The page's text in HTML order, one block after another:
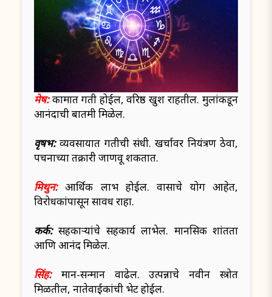
मेष:कामात प्रगती होईल, वरिष्ठ खुश राहतील. मुलांकडून
आनंदाची बातमी मिळेल.
वृषभ:व्यवसायात प्रगतीची संधी. खर्चावर नियंत्रण ठेवा,
पचनाच्या तक्रारी जाणवू शकतात.
मिथुन:आर्थिक लाभ होईल. प्रवासाचे योग आहेत,
विरोधकांपासून सावध राहा.
कर्क:सहकाऱ्यांचे सहकार्य लाभेल. मानसिक शांतता
आणि आनंद मिळेल.
सिंह: मान-सन्मान वाढेल. उत्पन्नाचे नवीन स्त्रोत
मिळतील, नातेवाईकांची भेट होईल.